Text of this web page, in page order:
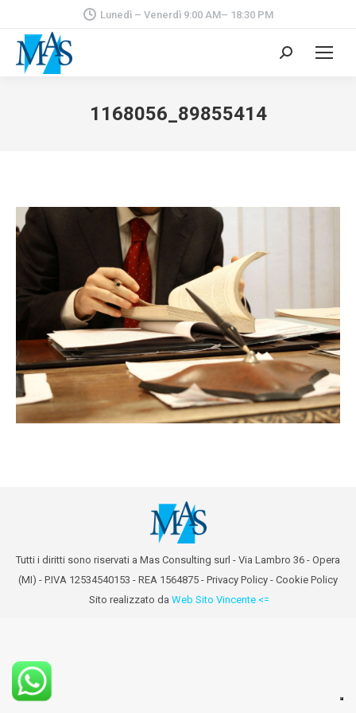
Lunedì – Venerdì 9:00 AM– 18:30 PM
Cerca:
1168056_89855414
Tutti i diritti sono riservati a Mas Consulting surl - Via Lambro 36 - Opera
(MI) - P.IVA 12534540153 - REA 1564875 - Privacy Policy - Cookie Policy
Sito realizzato da Web Sito Vincente <=